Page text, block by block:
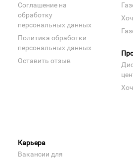
Соглашение на
обработку
персональных данных
Политика обработки
персональных данных
Оставить отзыв
Карьера
Вакансии для